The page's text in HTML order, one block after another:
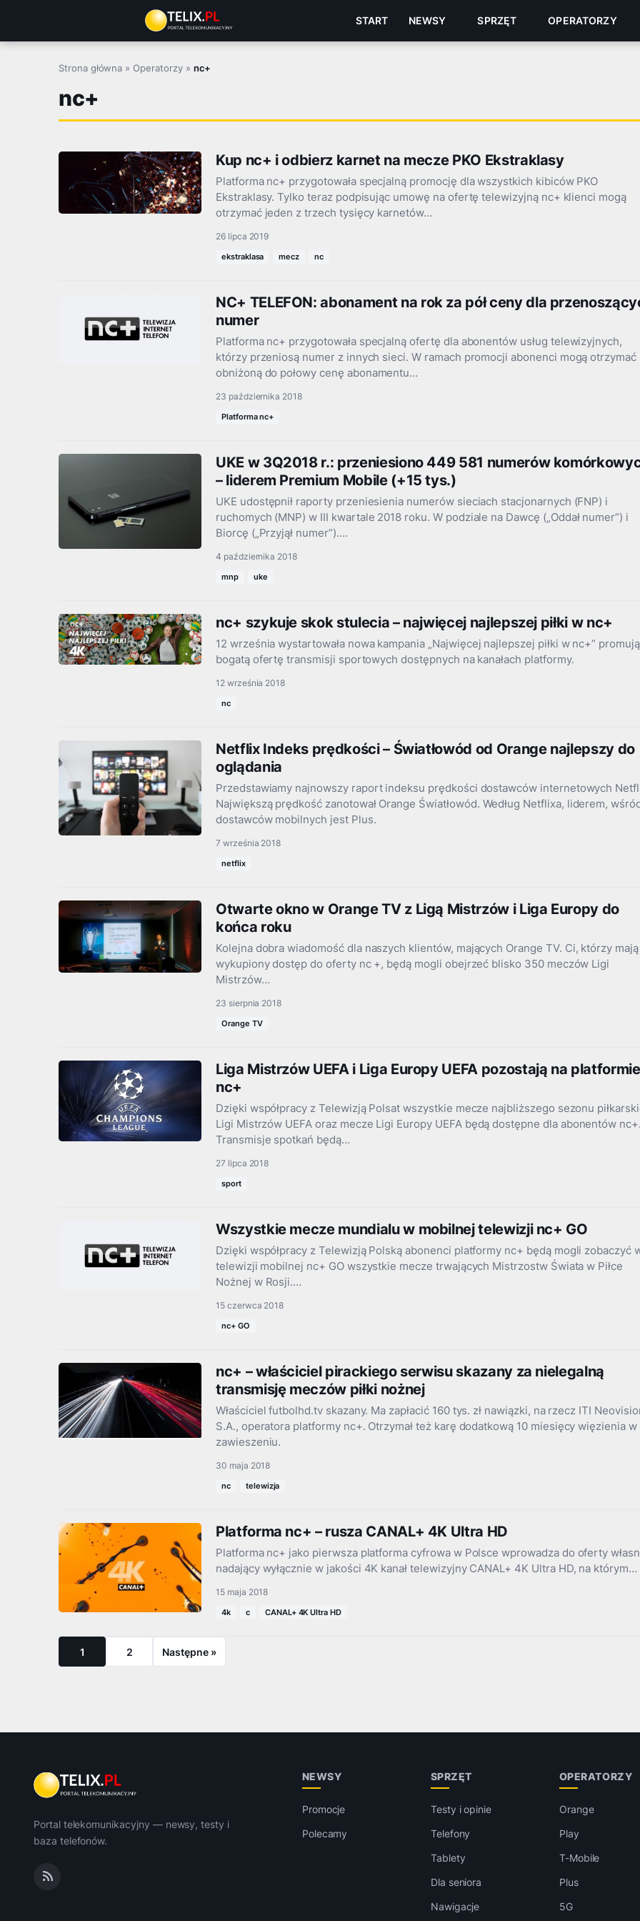
treści
START NEWSY SPRZĘT OPERATORZY
Strona główna »Operatorzy» nc+
nc+
Kup nc+ i odbierz karnet na mecze PKO Ekstraklasy
Platforma nc+ przygotowała specjalną promocję dla wszystkich kibiców PKO
Ekstraklasy. Tylko teraz podpisując umowę na ofertę telewizyjną nc+ klienci mogą
otrzymać jeden z trzech tysięcy karnetów…
26 lipca 2019
ekstraklasa mecz nc
NC+ TELEFON: abonament na rok za pół ceny dla
numer
Platforma nc+ przygotowała specjalną ofertę dla abonentów usług telewizyjnych,
którzy przeniosą numer z innych sieci. W ramach promocji abonenci mogą otrzymać
obniżoną do połowy cenę abonamentu…
23 października 2018
Platforma nc+
UKE w 3Q2018 r.: przeniesiono 449 581 numerów
– liderem Premium Mobile (+15 tys.)
UKE udostępnił raporty przeniesienia numerów sieciach stacjonarnych (FNP) i
ruchomych (MNP) w III kwartale 2018 roku. W podziale na Dawcę („Oddał numer”) i
Biorcę („Przyjął numer”).…
4 października 2018
mnp uke
nc+ szykuje skok stulecia – najwięcej najlepszej piłki w nc+
12 września wystartowała nowa kampania „Najwięcej najlepszej piłki w nc+”
bogatą ofertę transmisji sportowych dostępnych na kanałach platformy.
12 września 2018
nc
Netflix Indeks prędkości – Światłowód od Orange najlepszy do
oglądania
Przedstawiamy najnowszy raport indeksu prędkości dostawców internetowych
Największą prędkość zanotował Orange Światłowód. Według Netflixa, liderem,
dostawców mobilnych jest Plus.
7 września 2018
netflix
Otwarte okno w Orange TV z Ligą Mistrzów i Liga Europy do
końca roku
Kolejna dobra wiadomość dla naszych klientów, mających Orange TV. Ci, którzy mają
wykupiony dostęp do oferty nc +, będą mogli obejrzeć blisko 350 meczów Ligi
Mistrzów…
23 sierpnia 2018
Orange TV
Liga Mistrzów UEFA i Liga Europy UEFA pozostają na platformie
nc+
Dzięki współpracy z Telewizją Polsat wszystkie mecze najbliższego sezonu
Ligi Mistrzów UEFA oraz mecze Ligi Europy UEFA będą dostępne dla abonentów nc+.
Transmisje spotkań będą…
27 lipca 2018
sport
Wszystkie mecze mundialu w mobilnej telewizji nc+ GO
Dzięki współpracy z Telewizją Polską abonenci platformy nc+ będą mogli zobaczyć
telewizji mobilnej nc+ GO wszystkie mecze trwających Mistrzostw Świata w Piłce
Nożnej w Rosji.…
15 czerwca 2018
nc+ GO
nc+ – właściciel pirackiego serwisu skazany za nielegalną
transmisję meczów piłki nożnej
Właściciel futbolhd.tv skazany. Ma zapłacić 160 tys. zł nawiązki, na rzecz ITI
S.A., operatora platformy nc+. Otrzymał też karę dodatkową 10 miesięcy więzienia w
zawieszeniu.
30 maja 2018
nc telewizja
Platforma nc+ – rusza CANAL+ 4K Ultra HD
Platforma nc+ jako pierwsza platforma cyfrowa w Polsce wprowadza do oferty
nadający wyłącznie w jakości 4K kanał telewizyjny CANAL+ 4K Ultra HD, na którym…
15 maja 2018
4k c CANAL+ 4K Ultra HD
1 2 Następne »
Portal telekomunikacyjny — newsy, testy i
baza telefonów.
NEWSY
Promocje
Polecamy
SPRZĘT
Testy i opinie
Telefony
Tablety
Dla seniora
Nawigacje
OPERATORZY
Orange
Play
T-Mobile
Plus
5G